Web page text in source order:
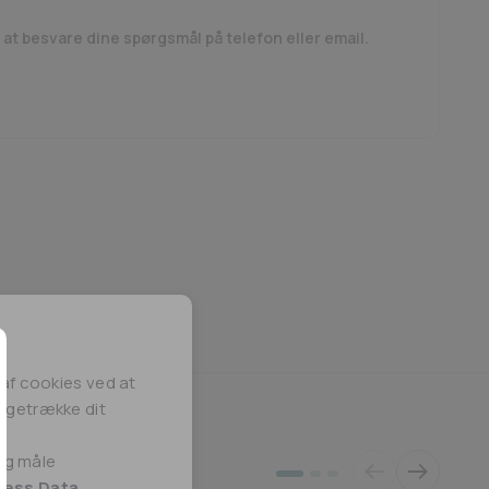
besvare dine spørgsmål på telefon eller email.
cookies ved at
dit
måle